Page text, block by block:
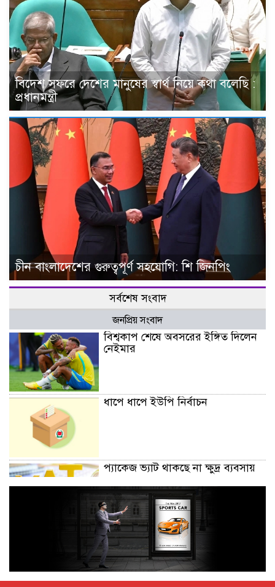
বিদেশ সফরে দেশের মানুষের স্বার্থ নিয়ে কথা বলেছি :
প্রধানমন্ত্রী
চীন বাংলাদেশের গুরুত্বপূর্ণ সহযোগি: শি জিনপিং
সর্বশেষ সংবাদ
জনপ্রিয় সংবাদ
বিশ্বকাপ শেষে অবসরের ইঙ্গিত দিলেন
নেইমার
ধাপে ধাপে ইউপি নির্বাচন
প্যাকেজ ভ্যাট থাকছে না ক্ষুদ্র ব্যবসায়
অক্টোবরে স্থানীয় সরকার নির্বাচন
আয়োজনের লক্ষ্যে প্রস্তুতি চলছে : ইসি